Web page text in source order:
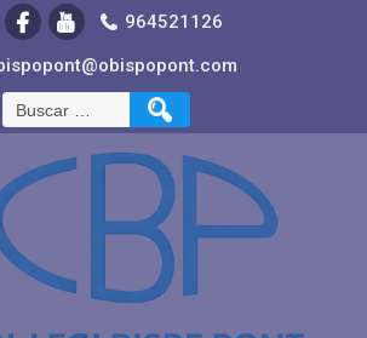
964521126